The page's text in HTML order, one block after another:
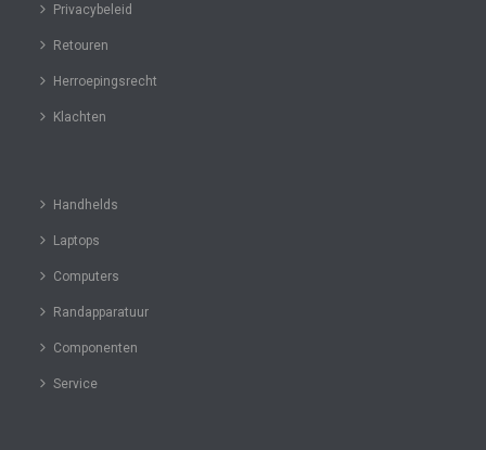
Privacybeleid
Retouren
Herroepingsrecht
Klachten
Handhelds
Laptops
Computers
Randapparatuur
Componenten
Service